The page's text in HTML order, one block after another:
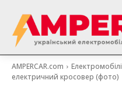
AMPERCAR.com Електромобілі
електричний кросовер (фото)